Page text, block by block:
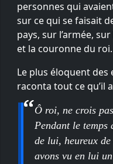
personnes qui
sur ce qui se faisait
pays, sur l’armée,
et la couronne du roi.
Le plus éloquent des
raconta tout ce qu’il
Ô roi, ne crois
Pendant le temps
de lui, heureux
avons vu en lui